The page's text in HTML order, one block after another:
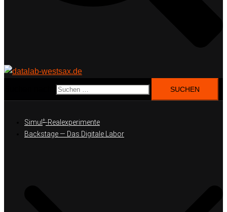
Simul +-Realexperimente
Backstage — Das Digitale Labor